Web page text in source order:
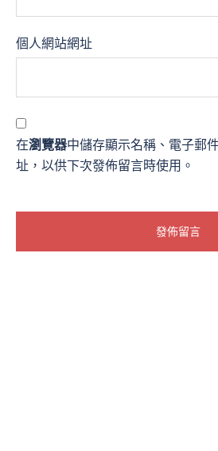
個人網站網址
在瀏覽器中儲存顯示名稱、電子郵
址，以供下次發佈留言時使用。